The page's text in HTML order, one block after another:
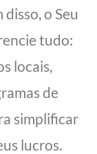
o Seu
tudo:
locais,
de
simplificar
lucros.